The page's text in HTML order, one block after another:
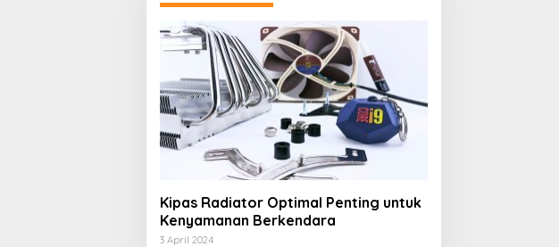
Kipas Radiator Optimal Penting untuk
Kenyamanan Berkendara
3 April 2024